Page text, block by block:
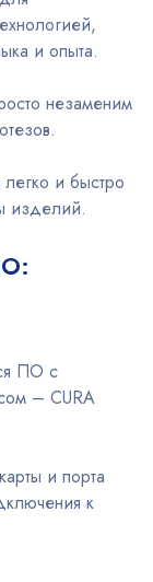
и опыта.
незаменим
и быстро
изделий.
ПО с
– CURA
и порта
к